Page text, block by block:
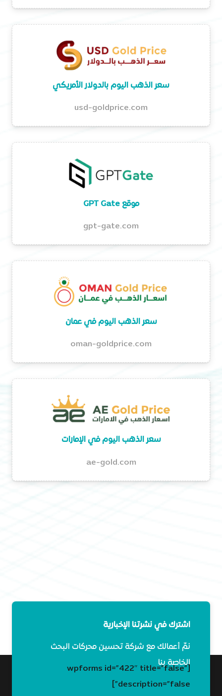
سعر الذهب اليوم بالدولار الأمريكي
usd-goldprice.com
موقع GPT Gate
gpt-gate.com
سعر الذهب اليوم في عمان
oman-goldprice.com
سعر الذهب اليوم في الإمارات
ae-gold.com
اشترك في نشرتنا الإخبارية
نمِّ أعمالك مع شركة تحسين محركات البحث
الخاصة بنا
[wpforms id=”422″ title=”false”
description=”false”]